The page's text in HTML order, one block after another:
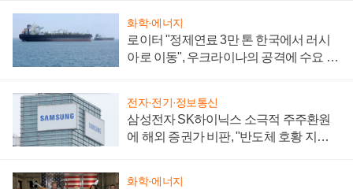
화학·에너지
로이터 "정제연료 3만 톤 한국에서 러시
아로 이동", 우크라이나의 공격에 수요 늘
전자·전기·정보통신
삼성전자 SK하이닉스 소극적 주주환원
에 해외 증권가 비판, "반도체 호황 지속
화학·에너지